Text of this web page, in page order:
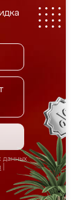
данных